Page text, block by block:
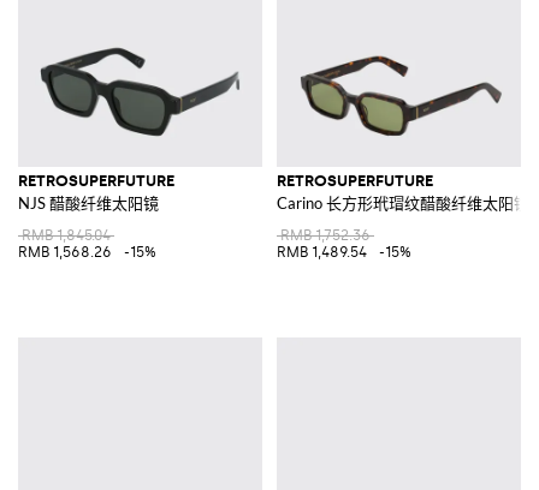
RETROSUPERFUTURE
NJS 醋酸纤维太阳镜
RMB 1,845.04
RMB 1,568.26
-15%
RETROSUPERFUTURE
Carino 长方形玳瑁纹醋酸纤维太阳镜
RMB 1,752.36
RMB 1,489.54
-15%